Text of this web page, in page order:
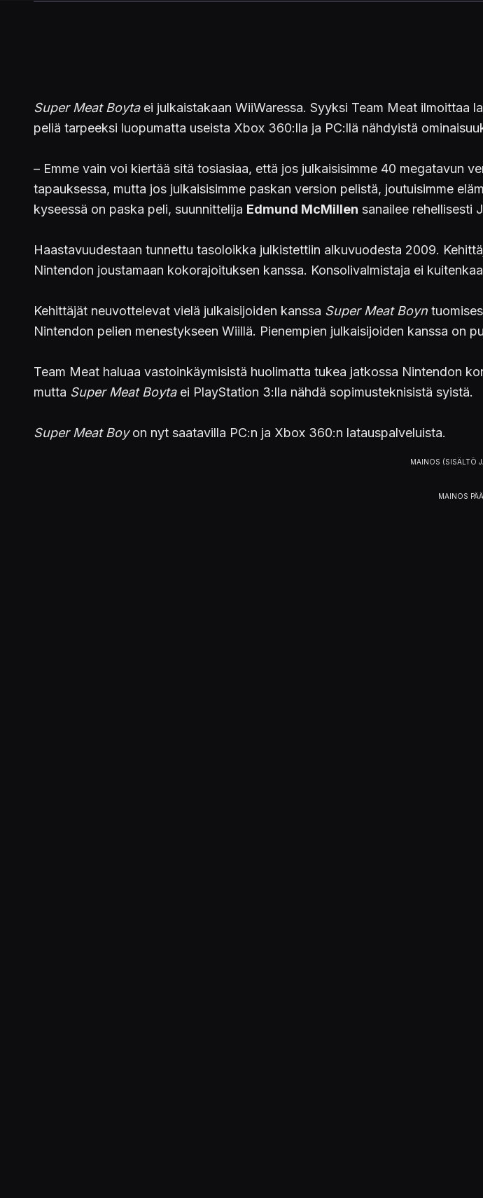
Super Meat Boytaei julkaistakaan WiiWaressa. Syyksi Team Meat ilmoittaa
peliä tarpeeksi luopumatta useista Xbox 360:lla ja PC:llä nähdyistä
– Emme vain voi kiertää sitä tosiasiaa, että jos julkaisisimme 40 megatavun
tapauksessa, mutta jos julkaisisimme paskan version pelistä, joutuisimme
kyseessä on paska peli, suunnittelija Edmund McMillen sanailee rehellisesti
Haastavuudestaan tunnettu tasoloikka julkistettiin alkuvuodesta 2009.
Nintendon joustamaan kokorajoituksen kanssa. Konsolivalmistaja ei
Kehittäjät neuvottelevat vielä julkaisijoiden kanssa Super Meat Boyn
Nintendon pelien menestykseen Wiillä. Pienempien julkaisijoiden kanssa on
Team Meat haluaa vastoinkäymisistä huolimatta tukea jatkossa Nintendon
mutta Super Meat Boytaei PlayStation 3:lla nähdä sopimusteknisistä syistä.
Super Meat Boyon nyt saatavilla PC:n ja Xbox 360:n latauspalveluista.